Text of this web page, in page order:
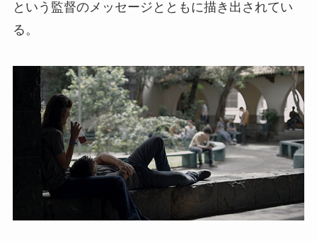
という監督のメッセージとともに描き出されてい
る。